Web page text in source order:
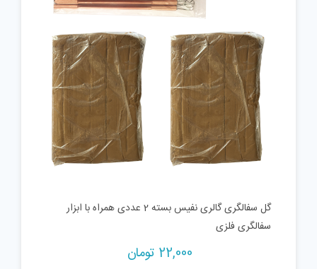
گل سفالگری گالری نفیس بسته 2 عددی همراه با ابزار
سفالگری فلزی
22,000 تومان